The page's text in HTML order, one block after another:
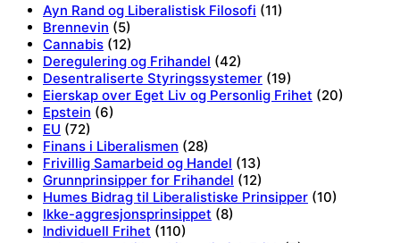
Ayn Rand og Liberalistisk Filosofi (11)
Brennevin (5)
Cannabis (12)
Deregulering og Frihandel (42)
Desentraliserte Styringssystemer (19)
Eierskap over Eget Liv og Personlig Frihet (20)
Epstein (6)
EU (72)
Finans i Liberalismen (28)
Frivillig Samarbeid og Handel (13)
Grunnprinsipper for Frihandel (12)
Humes Bidrag til Liberalistiske Prinsipper (10)
Ikke-aggresjonsprinsippet (8)
Individuell Frihet (110)